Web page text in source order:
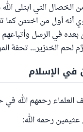
الخصال التي ابتلى
أنه أول من اختتن كما
بعده في الرسل
الخنزير... تحفة المودود
في الإسلام
العلماء رحمهم الله
رحمه الله: